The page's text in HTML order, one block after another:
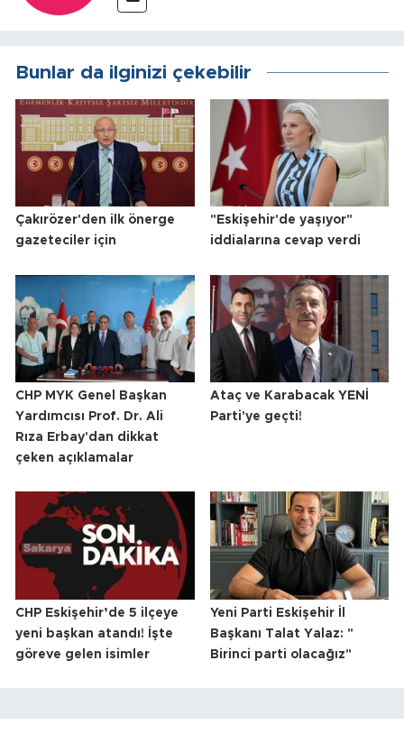
Bunlar da ilginizi çekebilir
Çakırözer'den ilk önerge
gazeteciler için
"Eskişehir'de yaşıyor"
iddialarına cevap verdi
CHP MYK Genel Başkan
Yardımcısı Prof. Dr. Ali
Rıza Erbay'dan dikkat
çeken açıklamalar
Ataç ve Karabacak YENİ
Parti'ye geçti!
CHP Eskişehir’de 5 ilçeye
yeni başkan atandı! İşte
göreve gelen isimler
Yeni Parti Eskişehir İl
Başkanı Talat Yalaz: "
Birinci parti olacağız"